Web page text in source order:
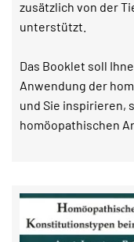
zusätzlich von der
unterstützt.
Das Booklet soll
Anwendung der
und Sie inspirieren,
homöopathischen